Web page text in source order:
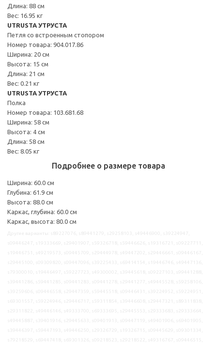
Длина: 88 см
Вес: 16.95 кг
UTRUSTA УТРУСТА
Петля со встроенным стопором
Номер товара: 904.017.86
Ширина: 20 см
Высота: 15 см
Длина: 21 см
Вес: 0.21 кг
UTRUSTA УТРУСТА
Полка
Номер товара: 103.681.68
Ширина: 58 см
Высота: 4 см
Длина: 58 см
Вес: 8.05 кг
Подробнее о размере товара
Ширина: 60.0 см
Глубина: 61.9 см
Высота: 88.0 см
Каркас, глубина: 60.0 см
Каркас, высота: 80.0 см